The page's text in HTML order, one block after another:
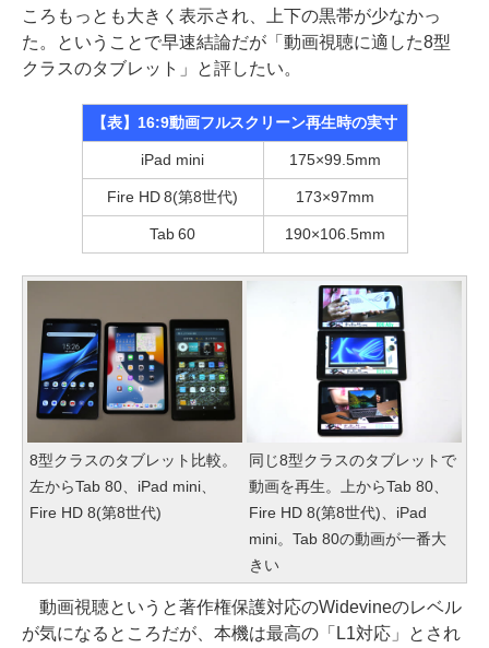
ころもっとも大きく表示され、上下の黒帯が少なかっ
た。ということで早速結論だが「動画視聴に適した8型
クラスのタブレット」と評したい。
【表】16:9動画フルスクリーン再生時の実寸
iPad mini 175×99.5mm
Fire HD 8(第8世代) 173×97mm
Tab 60 190×106.5mm
8型クラスのタブレット比較。
左からTab 80、iPad mini、
Fire HD 8(第8世代)
同じ8型クラスのタブレットで
動画を再生。上からTab 80、
Fire HD 8(第8世代)、iPad
mini。Tab 80の動画が一番大
きい
動画視聴というと著作権保護対応のWidevineのレベル
が気になるところだが、本機は最高の「L1対応」とされ